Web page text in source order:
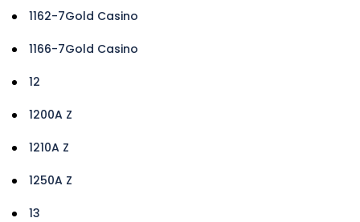
1162-7Gold Casino
1166-7Gold Casino
12
1200A Z
1210A Z
1250A Z
13